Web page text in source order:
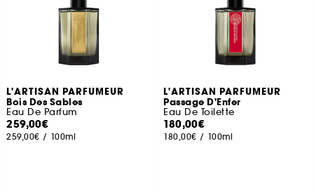
L'ARTISAN PARFUMEUR
Bois Des Sables
Eau De Parfum
259,00€
259,00€ / 100ml
L'ARTISAN PARFUMEUR
Passage D'Enfer
Eau De Toilette
180,00€
180,00€ / 100ml